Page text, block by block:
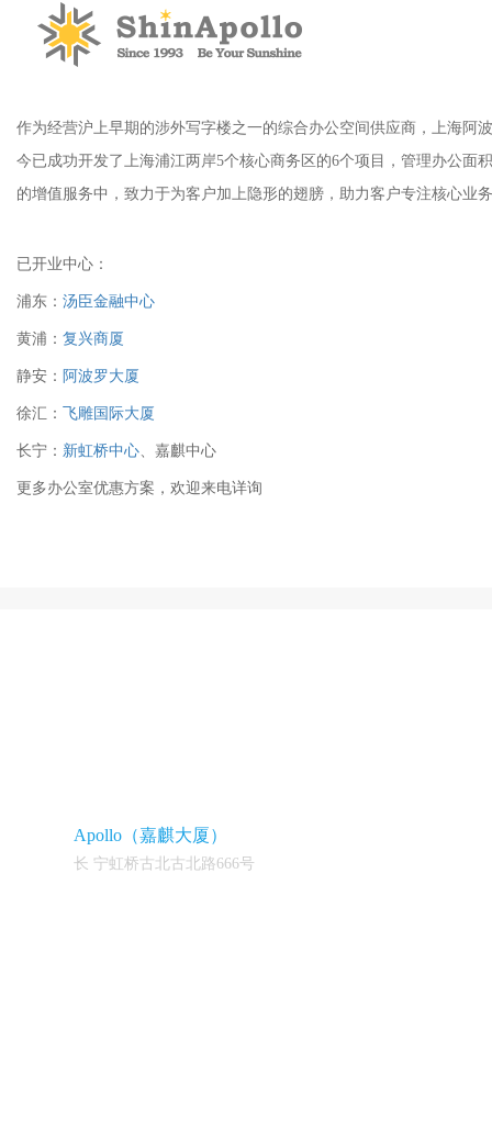
作为经营沪上早期的涉外写字楼之一的综合办公空间供应商，上海阿波
今已成功开发了上海浦江两岸5个核心商务区的6个项目，管理办公面积
的增值服务中，致力于为客户加上隐形的翅膀，助力客户专注核心业
已开业中心：
浦东： 汤臣金融中心
黄浦： 复兴商厦
静安： 阿波罗大厦
徐汇： 飞雕国际大厦
长宁： 新虹桥中心 、嘉麒中心
更多办公室优惠方案，欢迎来电详询
Apollo（嘉麒大厦）
长 宁虹桥古北古北路666号